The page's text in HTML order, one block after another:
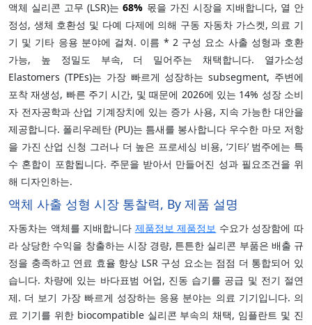
액체 실리콘 고무 (LSR)는68% 몫을 가진 시장을 지배합니다, 열 안
정성, 생체 호환성 및 다예 다제에 의해 구동 자동차 가스켓, 의료 기
기 및 기타 응용 분야에 걸쳐. 이름 * 2 구성 요소 사출 성형과 호환
가능, 높 정밀도 부속, 더 밀어주는 채택합니다. 열가소성
Elastomers (TPEs)는 가장 빠르게 성장하는 subsegment, 주변에
포착 재생성, 빠른 주기 시간, 및 때문에 2026에 있는 14% 성장 소비
자 전자공학과 산업 기계장치에 있는 증가 사용, 지속 가능한 대안을
제공합니다. 폴리우레탄 (PU)는 틈새를 봉사합니다 우수한 마모 저항
을 가진 산업 신청 그러나 더 높은 프로세싱 비용, ‘기타’ 범주에는 특
수 혼합이 포함됩니다. 주문을 받아서 만들어진 성과 필요조건을 위
해 디자인하는.
액체 사출 성형 시장 통찰력, By 제품 설명
자동차는 액체를 지배합니다 제품정보 제품정보 수요가 성장함에 따
라 상당한 수익을 창출하는 시장 경량, 튼튼한 실리콘 부품은 배출 규
정을 충족하고 연료 효율 향상 LSR 구성 요소는 점점 더 통합되어 있
습니다. 차량에 있는 바다표범 어업, 진동 습기를 공급 및 전기 절연
제. 더 보기 가장 빠르게 성장하는 응용 분야는 의료 기기입니다. 의
료 기기를 위한 biocompatible 실리콘 부속의 채택, 임플란트 및 진